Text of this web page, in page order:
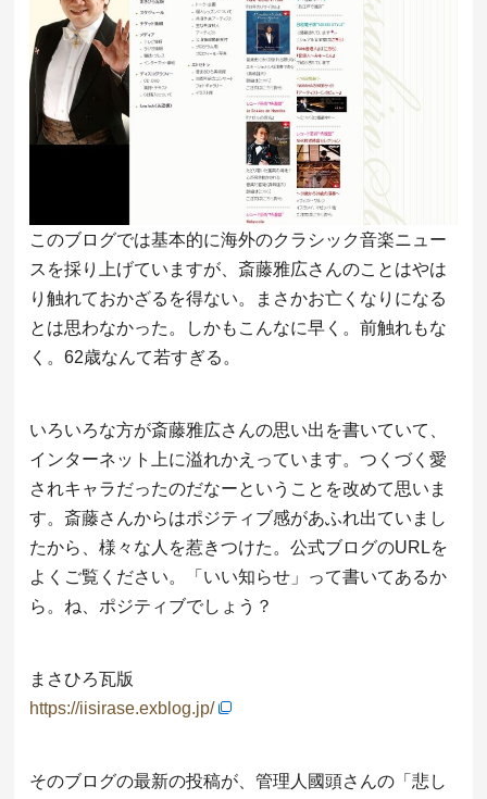
このブログでは基本的に海外のクラシック音楽ニュー
スを採り上げていますが、斎藤雅広さんのことはやは
り触れておかざるを得ない。まさかお亡くなりになる
とは思わなかった。しかもこんなに早く。前触れもな
く。62歳なんて若すぎる。
いろいろな方が斎藤雅広さんの思い出を書いていて、
インターネット上に溢れかえっています。つくづく愛
されキャラだったのだなーということを改めて思いま
す。斎藤さんからはポジティブ感があふれ出ていまし
たから、様々な人を惹きつけた。公式ブログのURLを
よくご覧ください。「いい知らせ」って書いてあるか
ら。ね、ポジティブでしょう？
まさひろ瓦版
https://iisirase.exblog.jp/
そのブログの最新の投稿が、管理人國頭さんの「悲し